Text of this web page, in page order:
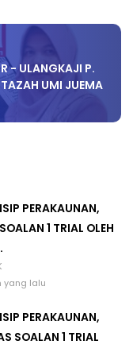
- ULANGKAJI P.
UMI JUEMA
PERAKAUNAN,
1 TRIAL OLEH
yang lalu
PERAKAUNAN,
SOALAN 1 TRIAL